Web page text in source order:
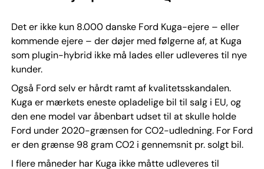
Det er ikke kun 8.000 danske Ford Kuga-ejere – eller
kommende ejere – der døjer med følgerne af, at Kuga
som plugin-hybrid ikke må lades eller udleveres til nye
kunder.
Også Ford selv er hårdt ramt af kvalitetsskandalen.
Kuga er mærkets eneste opladelige bil til salg i EU, og
den ene model var åbenbart udset til at skulle holde
Ford under 2020-grænsen for CO2-udledning. For Ford
er den grænse 98 gram CO2 i gennemsnit pr. solgt bil.
I flere måneder har Kuga ikke måtte udleveres til